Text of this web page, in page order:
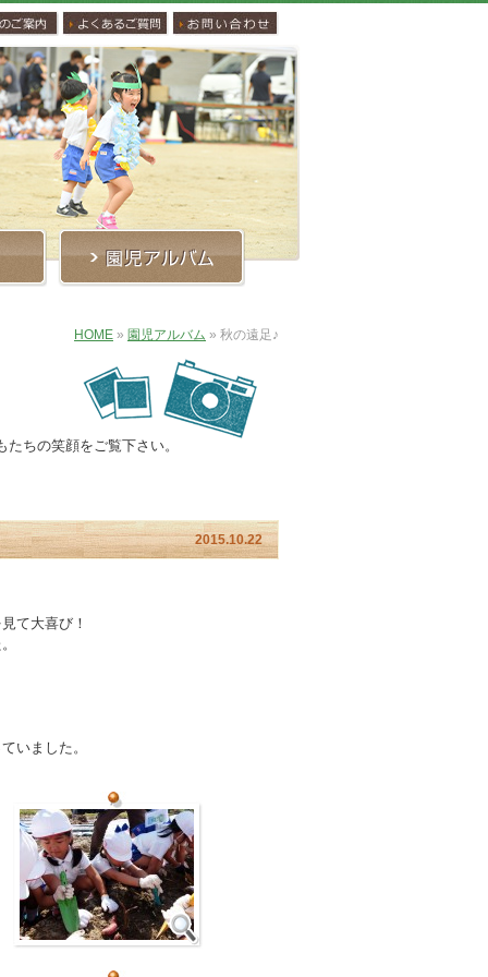
HOME » 園児アルバム » 秋の遠足♪
ちの笑顔をご覧下さい。
2015.10.22
て大喜び！
いました。